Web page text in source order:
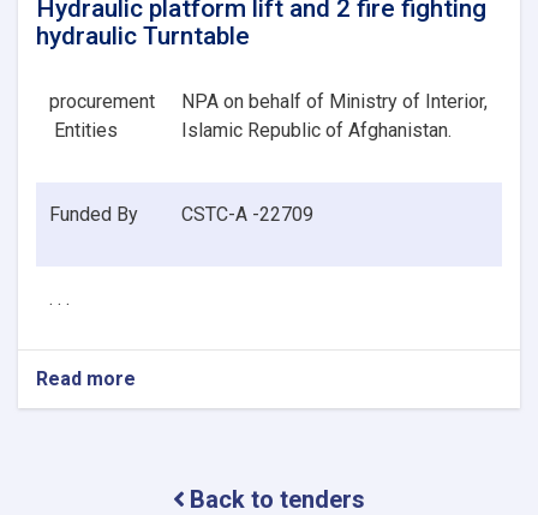
Hydraulic platform lift and 2 fire fighting
hydraulic Turntable
procurement
Entities
NPA on behalf of Ministry of Interior,
Islamic Republic of Afghanistan.
Funded By CSTC-A -22709
. . .
Read more
Procurement
Back to tenders